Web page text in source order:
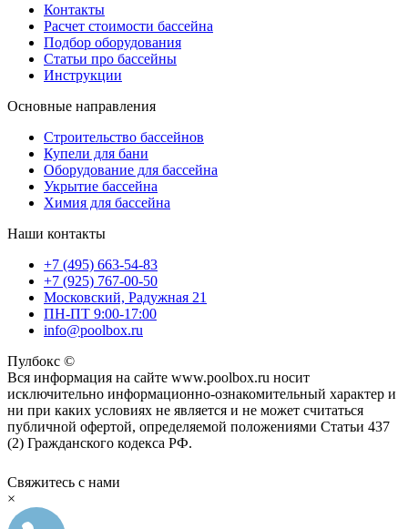
Контакты
Расчет стоимости бассейна
Подбор оборудования
Статьи про бассейны
Инструкции
Основные направления
Строительство бассейнов
Купели для бани
Оборудование для бассейна
Укрытие бассейна
Химия для бассейна
Наши контакты
+7 (495) 663-54-83
+7 (925) 767-00-50
Московский, Радужная 21
ПН-ПТ 9:00-17:00
info@poolbox.ru
Пулбокс ©
Вся информация на сайте www.poolbox.ru носит
исключительно информационно-ознакомительный характер и
ни при каких условиях не является и не может считаться
публичной офертой, определяемой положениями Статьи 437
(2) Гражданского кодекса РФ.
Свяжитесь с нами
×